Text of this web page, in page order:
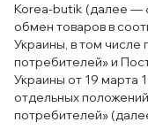
Korea-butik (далее —
обмен товаров в
Украины, в том
потребителей» и
Украины от 19 марта
отдельных
потребителей»